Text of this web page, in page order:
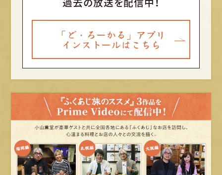
「ど・ろーかる」アプリ
インストールはこちら